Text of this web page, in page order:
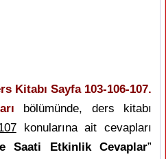
Kitabı Sayfa 103-106-107.
bölümünde, ders kitabı
konularına ait cevapları
Saati Etkinlik Cevaplar”